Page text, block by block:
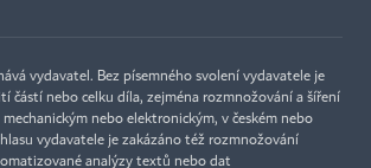
vydavatel. Bez písemného svolení vydavatele je
částí nebo celku díla, zejména rozmnožování a šíření
nebo elektronickým, v českém nebo
vydavatele je zakázáno též rozmnožování
analýzy textů nebo dat